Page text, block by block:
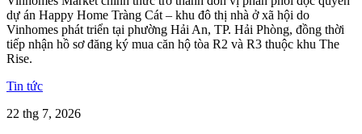
dự án Happy Home Tràng Cát – khu đô thị nhà ở xã hội do
Vinhomes phát triển tại phường Hải An, TP. Hải Phòng, đồng thời
tiếp nhận hồ sơ đăng ký mua căn hộ tòa R2 và R3 thuộc khu The
Rise.
Tin tức
22 thg 7, 2026